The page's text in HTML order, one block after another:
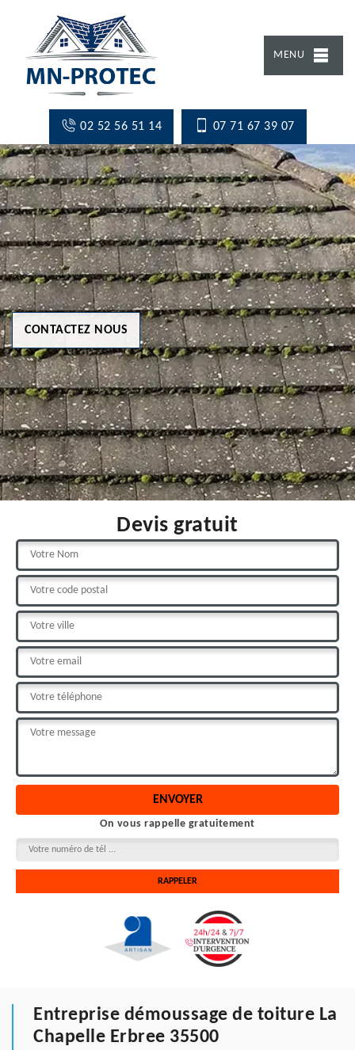
MENU
02 52 56 51 14 07 71 67 39 07
CONTACTEZ NOUS
Devis gratuit
On vous rappelle gratuitement
Entreprise démoussage de toiture La
Chapelle Erbree 35500